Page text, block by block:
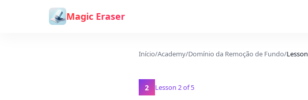
Ir para o conteúdo
Magic Eraser
Início/Academy/Domínio da Remoção de Fundo/Lesson
2 Lesson 2of5